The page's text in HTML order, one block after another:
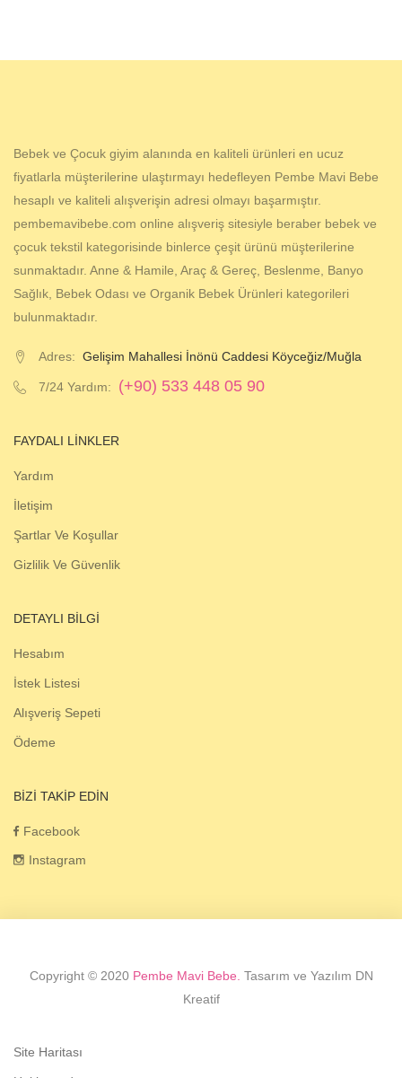
Bebek ve Çocuk giyim alanında en kaliteli ürünleri en ucuz
fiyatlarla müşterilerine ulaştırmayı hedefleyen Pembe Mavi Bebe
hesaplı ve kaliteli alışverişin adresi olmayı başarmıştır.
pembemavibebe.com online alışveriş sitesiyle beraber bebek ve
çocuk tekstil kategorisinde binlerce çeşit ürünü müşterilerine
sunmaktadır. Anne & Hamile, Araç & Gereç, Beslenme, Banyo
Sağlık, Bebek Odası ve Organik Bebek Ürünleri kategorileri
bulunmaktadır.
Adres: Gelişim Mahallesi İnönü Caddesi Köyceğiz/Muğla
7/24 Yardım: (+90) 533 448 05 90
FAYDALI LINKLER
Yardım
İletişim
Şartlar Ve Koşullar
Gizlilik Ve Güvenlik
DETAYLI BILGI
Hesabım
İstek Listesi
Alışveriş Sepeti
Ödeme
BIZI TAKIP EDIN
Facebook
Instagram
Copyright © 2020 Pembe Mavi Bebe. Tasarım ve Yazılım DN
Kreatif
Site Haritası